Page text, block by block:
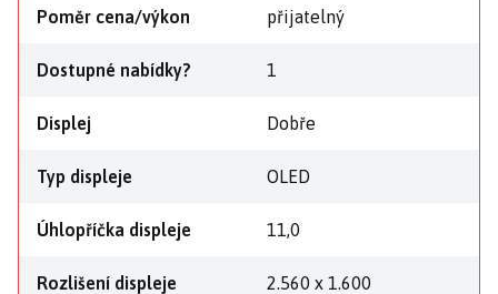
Poměr cena/výkon přijatelný
Dostupné nabídky? 1
Displej Dobře
Typ displeje OLED
Úhlopříčka displeje 11,0
Rozlišení displeje 2.560 x 1.600